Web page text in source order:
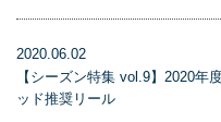
2020.06.02
【シーズン特集 vol.9】2020年
ッド推奨リール